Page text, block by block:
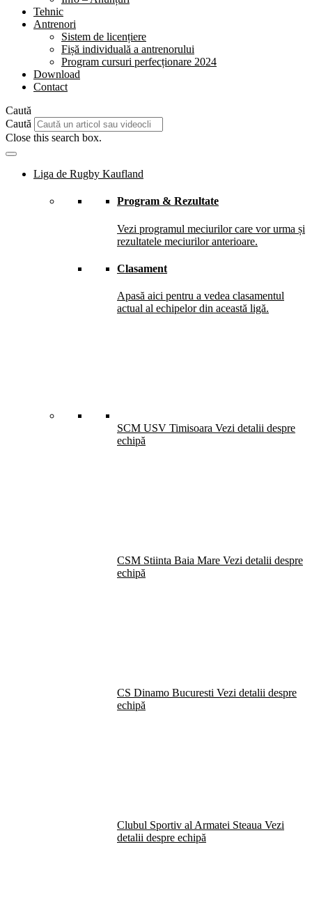
Tehnic
Antrenori
Sistem de licențiere
Fișă individuală a antrenorului
Program cursuri perfecționare 2024
Download
Contact
Caută
Caută
Close this search box.
Liga de Rugby Kaufland
Program & Rezultate
Vezi programul meciurilor care vor urma și
rezultatele meciurilor anterioare.
Clasament
Apasă aici pentru a vedea clasamentul
actual al echipelor din această ligă.
SCM USV Timisoara Vezi detalii despre
echipă
CSM Stiinta Baia Mare Vezi detalii despre
echipă
CS Dinamo Bucuresti Vezi detalii despre
echipă
Clubul Sportiv al Armatei Steaua Vezi
detalii despre echipă